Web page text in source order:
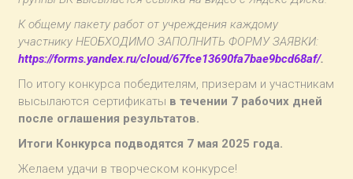
К общему пакету работ от учреждения каждому
участнику НЕОБХОДИМО ЗАПОЛНИТЬ ФОРМУ ЗАЯВКИ:
https://forms.yandex.ru/cloud/67fce13690fa7bae9bcd68af/.
По итогу конкурса победителям, призерам и участникам
высылаются сертификаты в течении 7 рабочих дней
после оглашения результатов.
Итоги Конкурса подводятся 7 мая 2025 года.
Желаем удачи в творческом конкурсе!